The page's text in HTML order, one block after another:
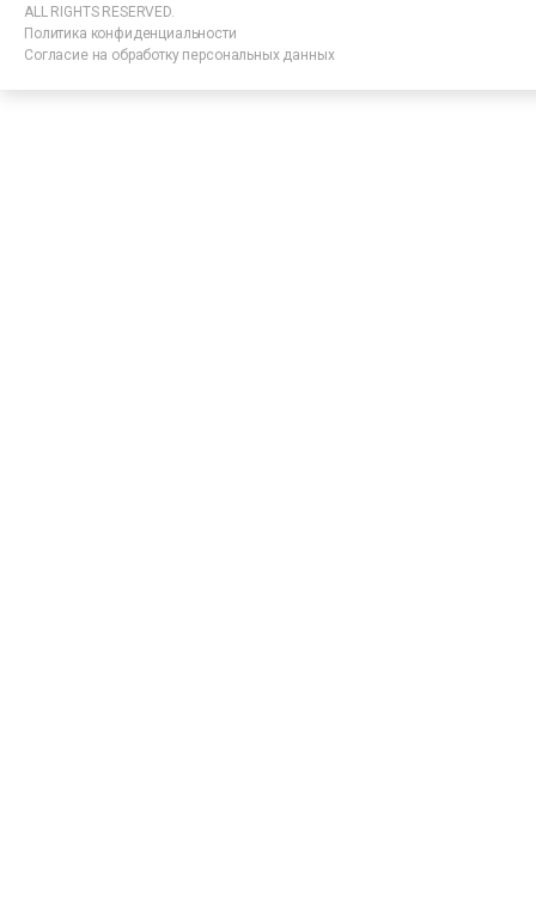
ALL RIGHTS RESERVED.
Политика конфиденциальности
Согласие на обработку персональных данных